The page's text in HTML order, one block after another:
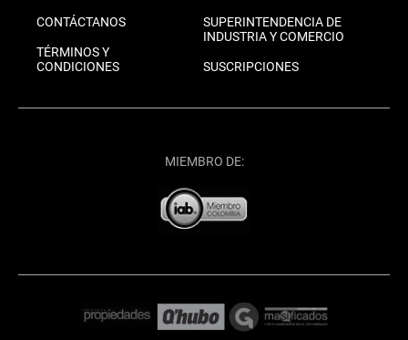
CONTÁCTANOS
TÉRMINOS Y
CONDICIONES
SUPERINTENDENCIA DE
INDUSTRIA Y COMERCIO
SUSCRIPCIONES
MIEMBRO DE: